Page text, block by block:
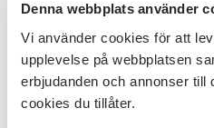
Denna webbplats använder
Vi använder cookies för att
upplevelse på webbplatsen
erbjudanden och annonser till
cookies du tillåter.
bostads-och urbanforskning
universitet, projektleder
och möjligheter för
politiska deltagande:
världsledande initiativ. I sin
annat låtit deltagare som